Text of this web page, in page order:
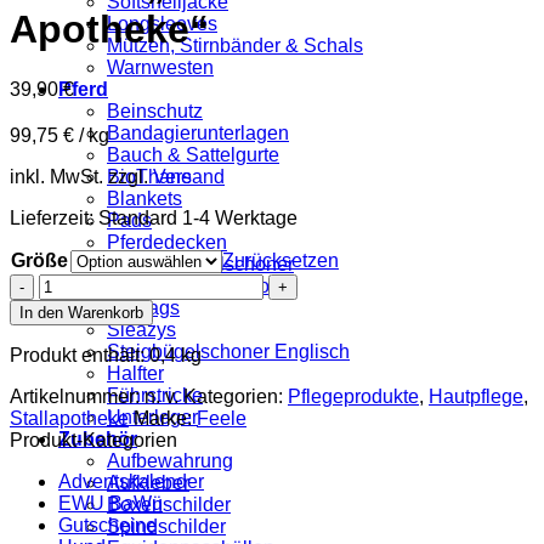
Longsleeves
Mützen, Stirnbänder & Schals
Warnwesten
Pferd
Beinschutz
Bandagierunterlagen
Bauch & Sattelgurte
BioThane
Blankets
Pads
Pferdedecken
Westernsattelschoner
Englischsattelschoner
Tailbags
Sleazys
Steigbügelschoner Englisch
Halfter
Führstricke
Unterleger
Zubehör
Aufbewahrung
Aufkleber
Boxenschilder
Spindschilder
Apotheke“
39,90€
99,75 € /kg
inkl. MwSt. zzgl.Versand
Lieferzeit: Standard 1-4 Werktage
Größe
Zurücksetzen
FEELE
"Meine
Kleine
Apotheke"
Menge
In den Warenkorb
Produkt enthält: 0,4kg
Artikelnummer:n. v. Kategorien: Pflegeprodukte, Hautpflege,
Stallapotheke Marke:Feele
Produkt-Kategorien
Adventskalender
EWU BaWü
Gutscheine